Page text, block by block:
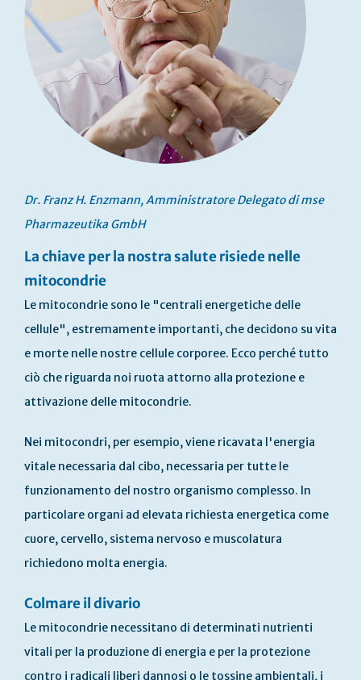
Dr. Franz H. Enzmann, Amministratore Delegato di mse
Pharmazeutika GmbH
La chiave per la nostra salute risiede nelle
mitocondrie
Le mitocondrie sono le "centrali energetiche delle
cellule", estremamente importanti, che decidono su vita
e morte nelle nostre cellule corporee. Ecco perché tutto
ciò che riguarda noi ruota attorno alla protezione e
attivazione delle mitocondrie.
Nei mitocondri, per esempio, viene ricavata l'energia
vitale necessaria dal cibo, necessaria per tutte le
funzionamento del nostro organismo complesso. In
particolare organi ad elevata richiesta energetica come
cuore, cervello, sistema nervoso e muscolatura
richiedono molta energia.
Colmare il divario
Le mitocondrie necessitano di determinati nutrienti
vitali per la produzione di energia e per la protezione
contro i radicali liberi dannosi o le tossine ambientali, i